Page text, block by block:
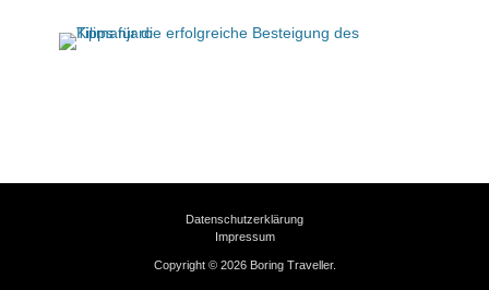
Datenschutzerklärung
Impressum
Copyright © 2026 Boring Traveller.